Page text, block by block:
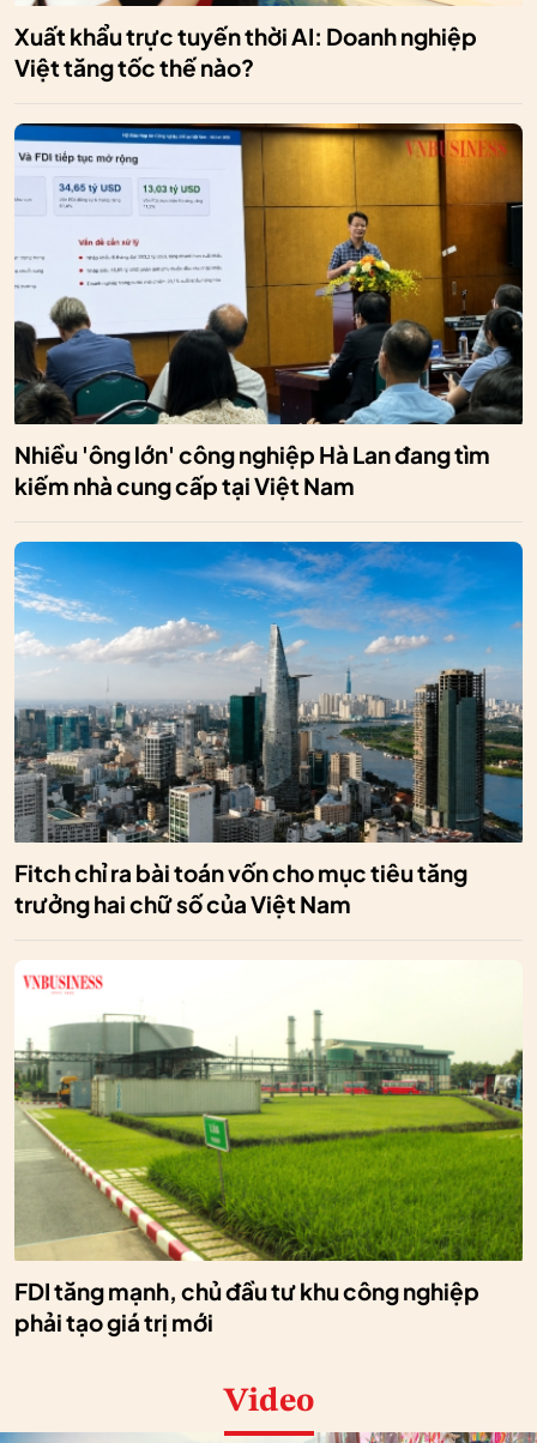
Xuất khẩu trực tuyến thời AI: Doanh nghiệp
Việt tăng tốc thế nào?
Nhiều 'ông lớn' công nghiệp Hà Lan đang tìm
kiếm nhà cung cấp tại Việt Nam
Fitch chỉ ra bài toán vốn cho mục tiêu tăng
trưởng hai chữ số của Việt Nam
FDI tăng mạnh, chủ đầu tư khu công nghiệp
phải tạo giá trị mới
Video